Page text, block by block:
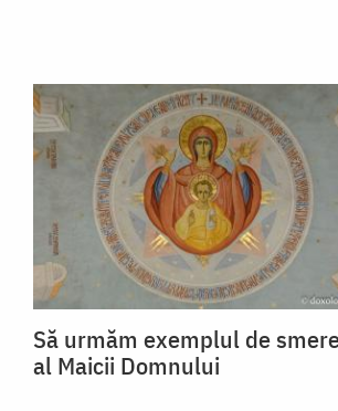
Să urmăm exemplul de
al Maicii Domnului